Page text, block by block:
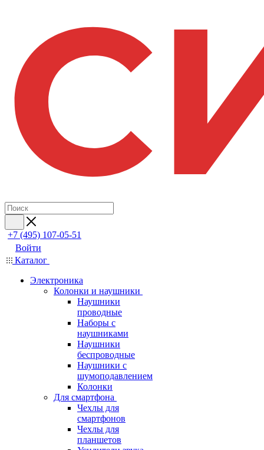
+7 (495) 107-05-51
Войти
Каталог
Электроника
Колонки и наушники
Наушники
проводные
Наборы с
наушниками
Наушники
беспроводные
Наушники с
шумоподавлением
Колонки
Для смартфона
Чехлы для
смартфонов
Чехлы для
планшетов